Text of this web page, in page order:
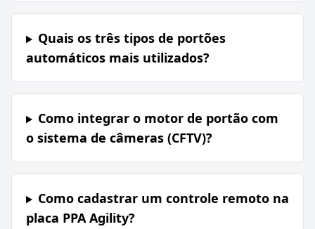
Quais os três tipos de portões
automáticos mais utilizados?
Como integrar o motor de portão com
o sistema de câmeras (CFTV)?
Como cadastrar um controle remoto na
placa PPA Agility?